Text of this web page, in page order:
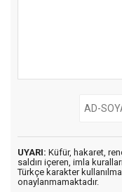
UYARI: Küfür, hakaret,
saldırı içeren, imla
Türkçe karakter
onaylanmamaktadır.